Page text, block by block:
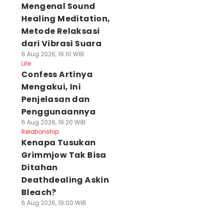
Mengenal Sound
Healing Meditation,
Metode Relaksasi
dari Vibrasi Suara
6 Aug 2026, 19:10 WIB
Life
Confess Artinya
Mengakui, Ini
Penjelasan dan
Penggunaannya
6 Aug 2026, 19:20 WIB
Relationship
Kenapa Tusukan
Grimmjow Tak Bisa
Ditahan
Deathdealing Askin
Bleach?
6 Aug 2026, 19:00 WIB